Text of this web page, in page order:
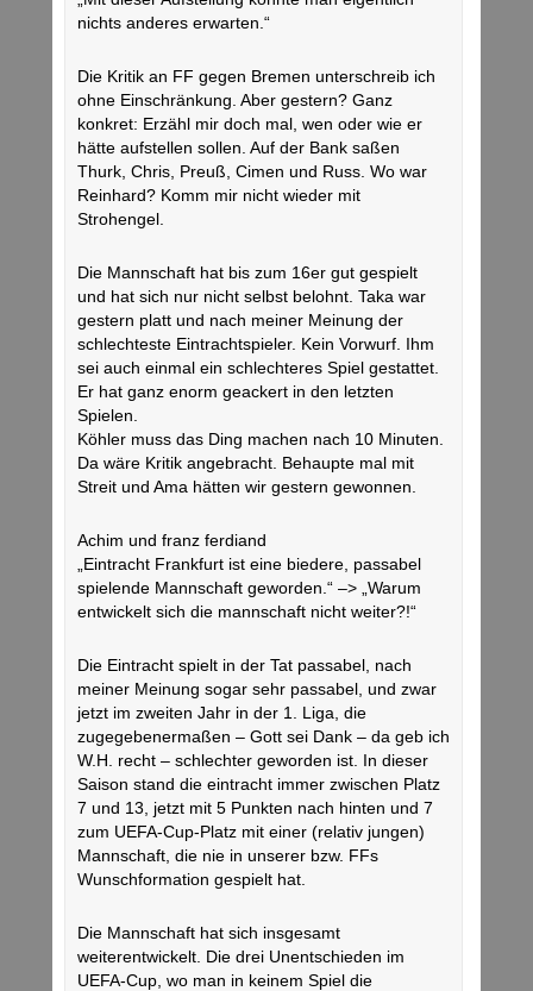
nichts anderes erwarten.“
Die Kritik an FF gegen Bremen unterschreib ich
ohne Einschränkung. Aber gestern? Ganz
konkret: Erzähl mir doch mal, wen oder wie er
hätte aufstellen sollen. Auf der Bank saßen
Thurk, Chris, Preuß, Cimen und Russ. Wo war
Reinhard? Komm mir nicht wieder mit
Strohengel.
Die Mannschaft hat bis zum 16er gut gespielt
und hat sich nur nicht selbst belohnt. Taka war
gestern platt und nach meiner Meinung der
schlechteste Eintrachtspieler. Kein Vorwurf. Ihm
sei auch einmal ein schlechteres Spiel gestattet.
Er hat ganz enorm geackert in den letzten
Spielen.
Köhler muss das Ding machen nach 10 Minuten.
Da wäre Kritik angebracht. Behaupte mal mit
Streit und Ama hätten wir gestern gewonnen.
Achim und franz ferdiand
„Eintracht Frankfurt ist eine biedere, passabel
spielende Mannschaft geworden.“ –> „Warum
entwickelt sich die mannschaft nicht weiter?!“
Die Eintracht spielt in der Tat passabel, nach
meiner Meinung sogar sehr passabel, und zwar
jetzt im zweiten Jahr in der 1. Liga, die
zugegebenermaßen – Gott sei Dank – da geb ich
W.H. recht – schlechter geworden ist. In dieser
Saison stand die eintracht immer zwischen Platz
7 und 13, jetzt mit 5 Punkten nach hinten und 7
zum UEFA-Cup-Platz mit einer (relativ jungen)
Mannschaft, die nie in unserer bzw. FFs
Wunschformation gespielt hat.
Die Mannschaft hat sich insgesamt
weiterentwickelt. Die drei Unentschieden im
UEFA-Cup, wo man in keinem Spiel die